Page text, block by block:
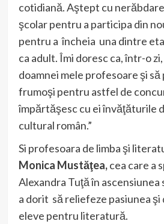
cotidiană. Aştept cu
şcolar pentru a participa din
pentru a încheia una dintre
ca adult. Îmi doresc ca, într-o
doamnei mele profesoare şi
frumoşi pentru astfel de
împărtăşesc cu ei învăţăturile
cultural român.”
Si profesoara de limba şi
Monica Mustăţea,cea care a
Alexandra Tuţă în
a dorit să reliefeze pasiunea
eleve pentru literatură.